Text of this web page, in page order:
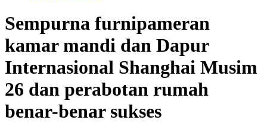
Sempurna furnipameran
kamar mandi dan Dapur
Internasional Shanghai Musim
26 dan perabotan rumah
benar-benar sukses